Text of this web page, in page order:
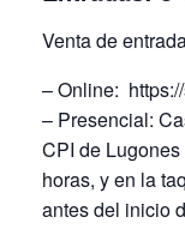
Venta de
– Online:
– Presencial:
CPI de
horas, y en la
antes del inicio